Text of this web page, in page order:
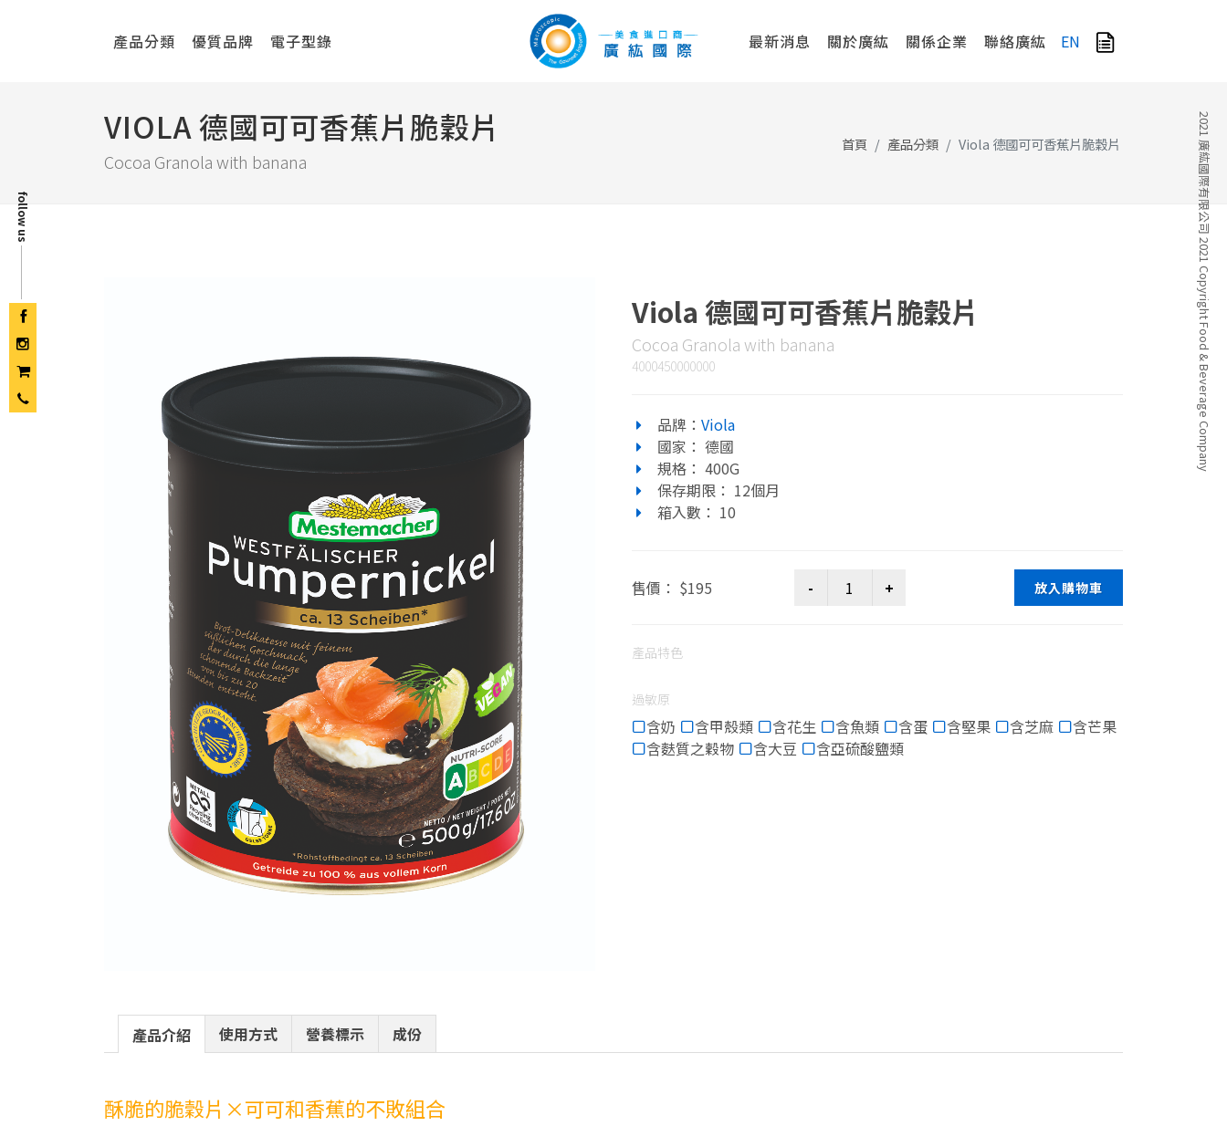
最新消息 關於廣紘 關係企業 聯絡廣紘 EN
產品分類 優質品牌 電子型錄
VIOLA 德國可可香蕉片脆穀片
Cocoa Granola with banana
首頁 產品分類 Viola 德國可可香蕉片脆穀片
Viola 德國可可香蕉片脆穀片
Cocoa Granola with banana
4000450000000
品牌： Viola
國家： 德國
規格： 400G
保存期限： 12個月
箱入數： 10
售價： $195 放入購物車
產品特色
過敏原
含奶 含甲殼類 含花生 含魚類 含蛋 含堅果 含芝麻
含芒果
含麩質之穀物
含大豆 含亞硫酸鹽類
產品介紹 使用方式 營養標示 成份
酥脆的脆穀片×可可和香蕉的不敗組合
follow us 2021 廣紘國際有限公司 2021 Copyright Food & Beverage Company